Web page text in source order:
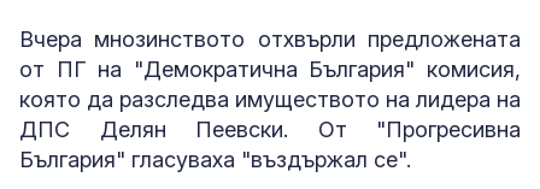
Вчера мнозинството отхвърли предложената
от ПГ на "Демократична България" комисия,
която да разследва имуществото на лидера на
ДПС Делян Пеевски. От "Прогресивна
България" гласуваха "въздържал се".